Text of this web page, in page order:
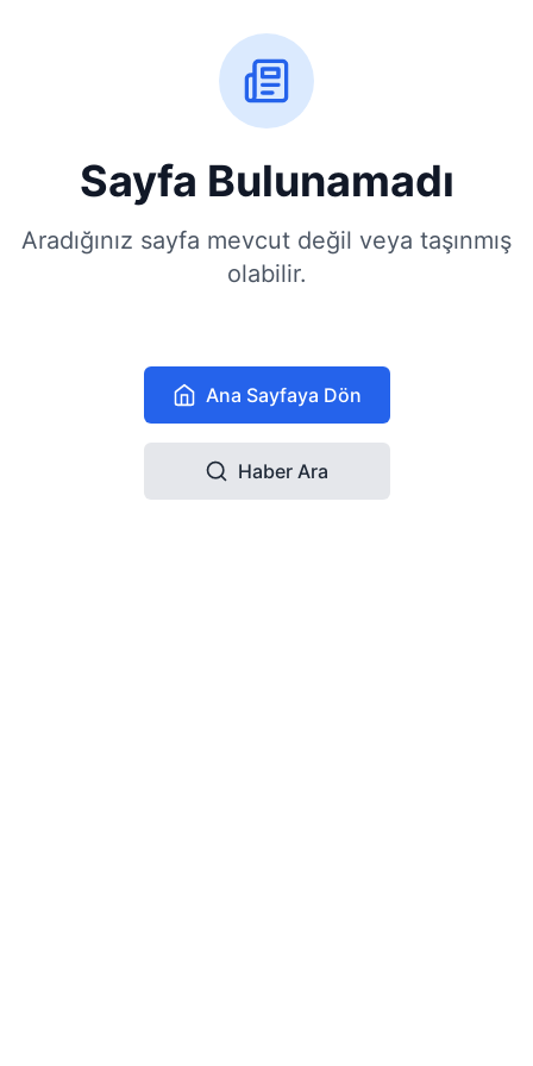
Sayfa Bulunamadı
Aradığınız sayfa mevcut değil veya taşınmış
olabilir.
Ana Sayfaya Dön
Haber Ara